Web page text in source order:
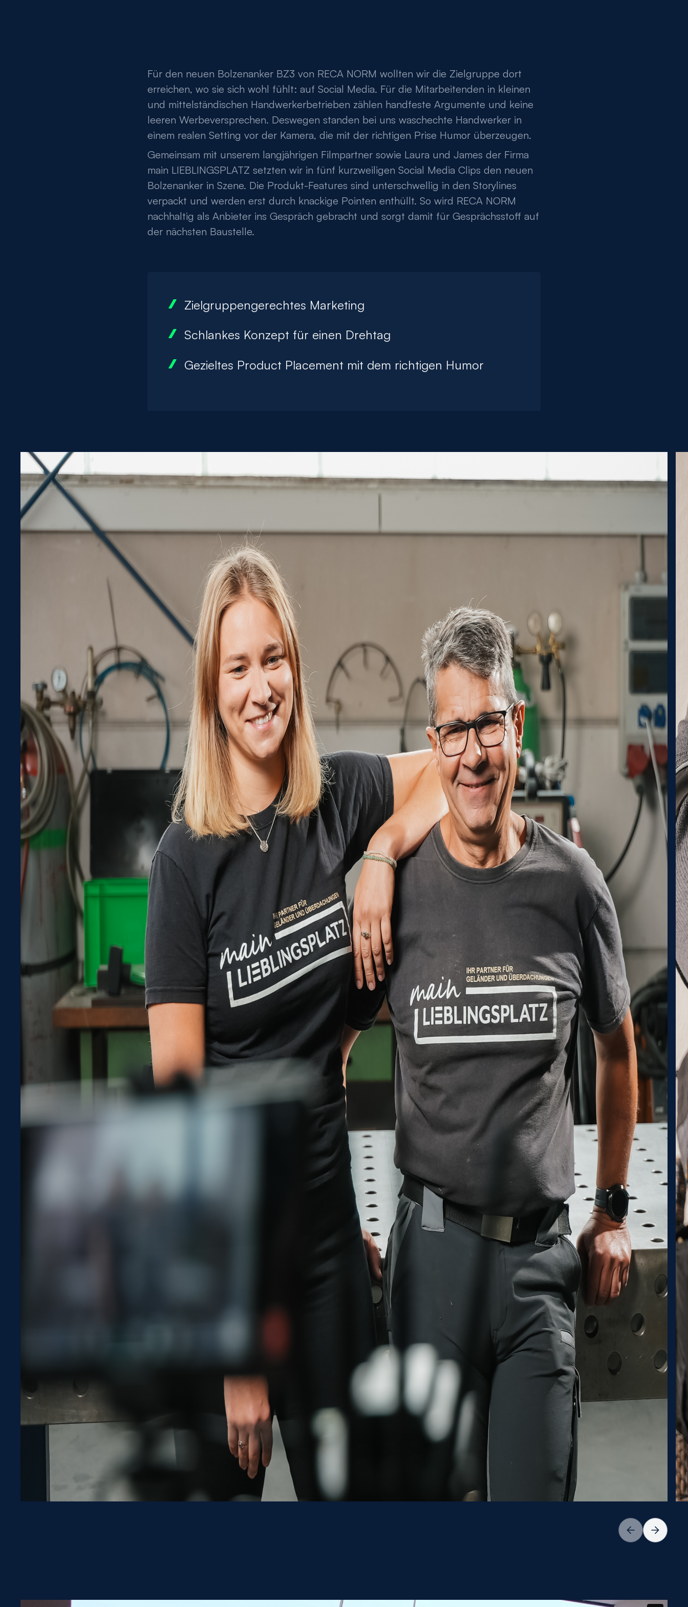
Für den neuen Bolzenanker BZ3 von RECA NORM wollten wir die Zielgruppe dort
erreichen, wo sie sich wohl fühlt: auf Social Media. Für die Mitarbeitenden in kleinen
und mittelständischen Handwerkerbetrieben zählen handfeste Argumente und keine
leeren Werbeversprechen. Deswegen standen bei uns waschechte Handwerker in
einem realen Setting vor der Kamera, die mit der richtigen Prise Humor überzeugen.
Gemeinsam mit unserem langjährigen Filmpartner sowie Laura und James der Firma
main LIEBLINGSPLATZ setzten wir in fünf kurzweiligen Social Media Clips den neuen
Bolzenanker in Szene. Die Produkt-Features sind unterschwellig in den Storylines
verpackt und werden erst durch knackige Pointen enthüllt. So wird RECA NORM
nachhaltig als Anbieter ins Gespräch gebracht und sorgt damit für Gesprächsstoff auf
der nächsten Baustelle.
Zielgruppengerechtes Marketing
Schlankes Konzept für einen Drehtag
Gezieltes Product Placement mit dem richtigen Humor